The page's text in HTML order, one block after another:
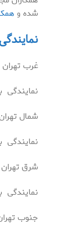
شده و
غرب تهران
نمایندگی
شمال
نمایندگی
شرق تهران
نمایندگی
جنوب